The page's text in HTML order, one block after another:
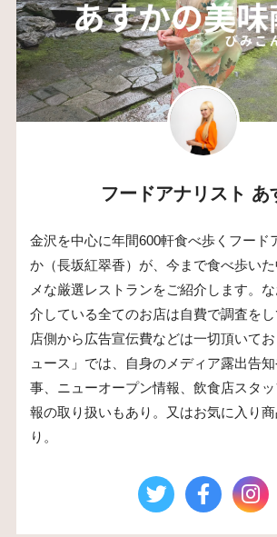
フードアナリスト あ
金沢を中心に年間600軒食べ歩くフード
か（長坂紅翠香）が、今まで食べ歩い
メな厳選レストランをご紹介します。
介している全てのお店は自費で調査を
店側から広告宣伝費などは一切頂いて
ュース」では、自身のメディア露出告
事、ニューオープン情報、飲食店スタ
報の取り扱いもあり。又はお気に入り
り。